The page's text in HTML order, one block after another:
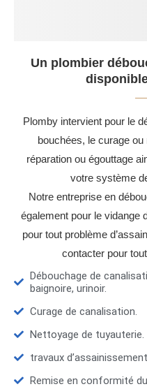
Un plombier
Plomby intervient pour le
bouchées, le curage
réparation ou égouttage
votre système
Notre entreprise en
également pour le vidange
pour tout problème
contacter pour
Débouchage de
baignoire, urinoir.
Curage de canalisation.
Nettoyage de tuyauterie.
travaux
Remise en conformité